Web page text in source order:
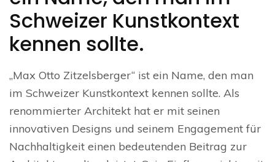
Schweizer Kunstkontext
kennen sollte.
„Max Otto Zitzelsberger“ ist ein Name, den man
im Schweizer Kunstkontext kennen sollte. Als
renommierter Architekt hat er mit seinen
innovativen Designs und seinem Engagement für
Nachhaltigkeit einen bedeutenden Beitrag zur